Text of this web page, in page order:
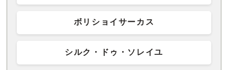
ボリショイサーカス
シルク・ドゥ・ソレイユ